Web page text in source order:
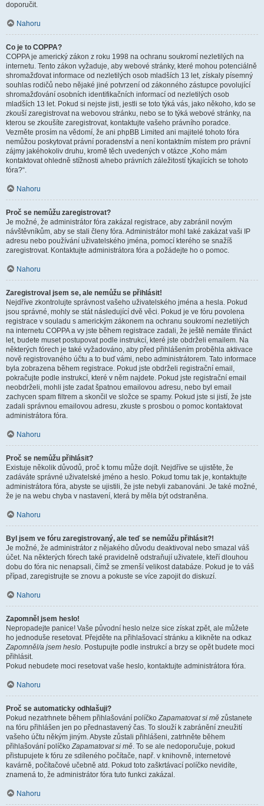
doporučit.
Nahoru
Co je to COPPA?
COPPA je americký zákon z roku 1998 na ochranu soukromí nezletilých na
internetu. Tento zákon vyžaduje, aby webové stránky, které mohou potenciálně
shromažďovat informace od nezletilých osob mladších 13 let, získaly písemný
souhlas rodičů nebo nějaké jiné potvrzení od zákonného zástupce povolující
shromažďování osobních identifikačních informací od nezletilých osob
mladších 13 let. Pokud si nejste jisti, jestli se toto týká vás, jako někoho, kdo se
zkouší zaregistrovat na webovou stránku, nebo se to týká webové stránky, na
kterou se zkoušíte zaregistrovat, kontaktujte vašeho právního poradce.
Vezměte prosím na vědomí, že ani phpBB Limited ani majitelé tohoto fóra
nemůžou poskytovat právní poradenství a není kontaktním místem pro právní
zájmy jakéhokoliv druhu, kromě těch uvedených v otázce „Koho mám
kontaktovat ohledně stížnosti a/nebo právních záležitostí týkajících se tohoto
fóra?“.
Nahoru
Proč se nemůžu zaregistrovat?
Je možné, že administrátor fóra zakázal registrace, aby zabránil novým
návštěvníkům, aby se stali členy fóra. Administrátor mohl také zakázat vaši IP
adresu nebo používání uživatelského jména, pomocí kterého se snažíš
zaregistrovat. Kontaktujte administrátora fóra a požádejte ho o pomoc.
Nahoru
Zaregistroval jsem se, ale nemůžu se přihlásit!
Nejdříve zkontrolujte správnost vašeho uživatelského jména a hesla. Pokud
jsou správné, mohly se stát následující dvě věci. Pokud je ve fóru povolena
registrace v souladu s americkým zákonem na ochranu soukromí nezletilých
na internetu COPPA a vy jste během registrace zadali, že ještě nemáte třináct
let, budete muset postupovat podle instrukcí, které jste obdrželi emailem. Na
některých fórech je také vyžadováno, aby před přihlášením proběhla aktivace
nově registrovaného účtu a to buď vámi, nebo administrátorem. Tato informace
byla zobrazena během registrace. Pokud jste obdrželi registrační email,
pokračujte podle instrukcí, které v něm najdete. Pokud jste registrační email
neobdrželi, mohli jste zadat špatnou emailovou adresu, nebo byl email
zachycen spam filtrem a skončil ve složce se spamy. Pokud jste si jistí, že jste
zadali správnou emailovou adresu, zkuste s prosbou o pomoc kontaktovat
administrátora fóra.
Nahoru
Proč se nemůžu přihlásit?
Existuje několik důvodů, proč k tomu může dojít. Nejdříve se ujistěte, že
zadáváte správné uživatelské jméno a heslo. Pokud tomu tak je, kontaktujte
administrátora fóra, abyste se ujistili, že jste nebyli zabanováni. Je také možné,
že je na webu chyba v nastavení, která by měla být odstraněna.
Nahoru
Byl jsem ve fóru zaregistrovaný, ale teď se nemůžu přihlásit?!
Je možné, že administrátor z nějakého důvodu deaktivoval nebo smazal váš
účet. Na některých fórech také pravidelně odstraňují uživatele, kteří dlouhou
dobu do fóra nic nenapsali, čímž se zmenší velikost databáze. Pokud je to váš
případ, zaregistrujte se znovu a pokuste se více zapojit do diskuzí.
Nahoru
Zapomněl jsem heslo!
Nepropadejte panice! Vaše původní heslo nelze sice získat zpět, ale můžete
ho jednoduše resetovat. Přejděte na přihlašovací stránku a klikněte na odkaz
Zapomněl/a jsem heslo. Postupujte podle instrukcí a brzy se opět budete moci
přihlásit.
Pokud nebudete moci resetovat vaše heslo, kontaktujte administrátora fóra.
Nahoru
Proč se automaticky odhlašuji?
Pokud nezatrhnete během přihlašování políčkoZapamatovat si mě zůstanete
na fóru přihlášen jen po přednastavený čas. To slouží k zabránění zneužití
vašeho účtu někým jiným. Abyste zůstali přihlášeni, zatrhněte během
přihlašování políčkoZapamatovat si mě. To se ale nedoporučuje, pokud
přistupujete k fóru ze sdíleného počítače, např. v knihovně, internetové
kavárně, počítačové učebně atd. Pokud toto zaškrtávací políčko nevidíte,
znamená to, že administrátor fóra tuto funkci zakázal.
Nahoru